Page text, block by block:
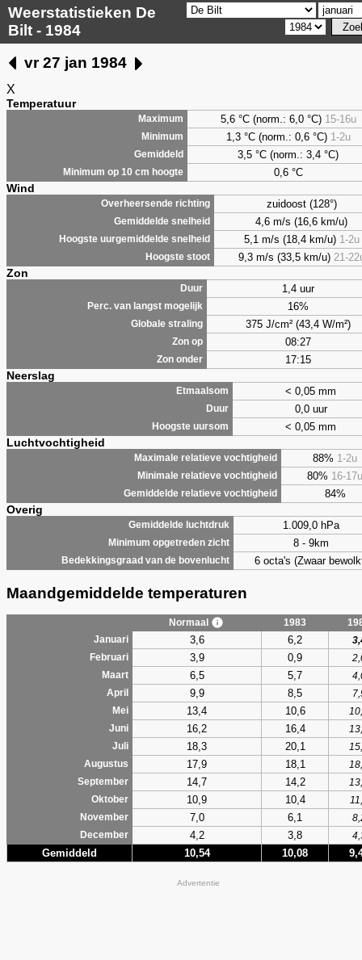
Weerstatistieken De
Bilt - 1984
vr 27 jan 1984
X
Temperatuur
Maximum 5,6 °C (norm.: 6,0 °C) 15-16u
Minimum 1,3 °C (norm.: 0,6 °C) 1-2u
Gemiddeld 3,5 °C (norm.: 3,4 °C)
Minimum op 10 cm hoogte 0,6 °C
Wind
Overheersende richting zuidoost (128°)
Gemiddelde snelheid 4,6 m/s (16,6 km/u)
Hoogste uurgemiddelde snelheid 5,1 m/s (18,4 km/u) 1-2u
Hoogste stoot 9,3 m/s (33,5 km/u) 21-
Zon
Duur 1,4 uur
Perc. van langst mogelijk 16%
Globale straling 375 J/cm² (43,4 W/m²)
Zon op 08:27
Zon onder 17:15
Neerslag
Etmaalsom < 0,05 mm
Duur 0,0 uur
Hoogste uursom < 0,05 mm
Luchtvochtigheid
Maximale relatieve vochtigheid 88% 1-2u
Minimale relatieve vochtigheid 80% 16-17u
Gemiddelde relatieve vochtigheid 84%
Overig
Gemiddelde luchtdruk 1.009,0 hPa
Minimum opgetreden zicht 8 - 9km
Bedekkingsgraad van de bovenlucht 6 octa's (Zwaar
Maandgemiddelde temperaturen
Normaal 1983
Januari
3,6 6,2
Februari
3,9 0,9
Maart
6,5 5,7
April
9,9 8,5
Mei
13,4 10,6
Juni
16,2 16,4
Juli
18,3 20,1
Augustus
17,9 18,1
September
14,7 14,2
Oktober
10,9 10,4
November
7,0 6,1
December
4,2 3,8
Gemiddeld 10,54 10,08
Advertentie